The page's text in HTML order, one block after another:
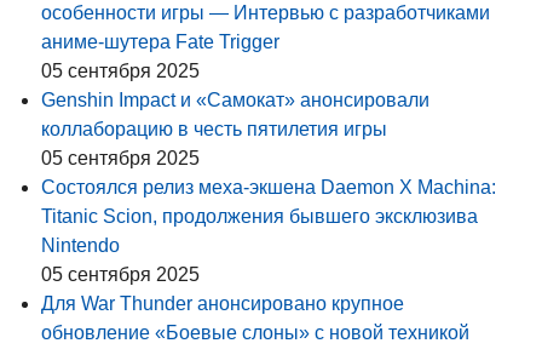
особенности игры — Интервью с разработчиками
аниме-шутера Fate Trigger
05 сентября 2025
Genshin Impact и «Самокат» анонсировали
коллаборацию в честь пятилетия игры
05 сентября 2025
Состоялся релиз меха-экшена Daemon X Machina:
Titanic Scion, продолжения бывшего эксклюзива
Nintendo
05 сентября 2025
Для War Thunder анонсировано крупное
обновление «Боевые слоны» с новой техникой